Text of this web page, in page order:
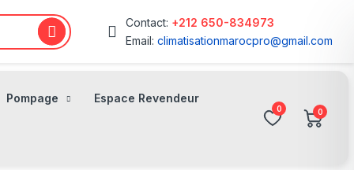
Contact: +212 650-834973
Email:climatisationmarocpro@gmail.com
Pompage Espace Revendeur
0 0